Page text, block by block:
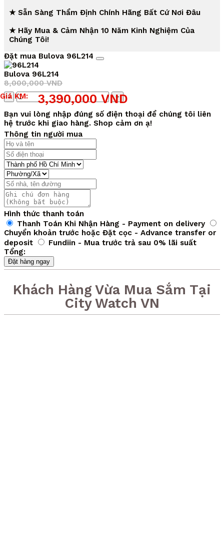
★ Sẵn Sàng Thẩm Định Chính Hãng Bất Cứ Nơi Đâu
★ Hãy Mua & Cảm Nhận 10 Năm Kinh Nghiệm Của
Chúng Tôi!
Đặt mua Bulova 96L214
Bulova 96L214
8,000,000VND
Giá
gốc
là:
8,000,000 VND.
3,390,000VND
Giá
hiện
tại
là:
3,390,000 VND.
Giá KM:
Số
lượng
Bạn vui lòng nhập đúng số điện thoại để chúng tôi liên
hệ trước khi giao hàng. Shop cảm ơn ạ!
Thông tin người mua
Hình thức thanh toán
Thanh Toán Khi Nhận Hàng - Payment on delivery
Chuyển khoản trước hoặc Đặt cọc - Advance transfer or
deposit
Fundiin - Mua trước trả sau 0% lãi suất
Tổng:
Đặt hàng ngay
Khách Hàng Vừa Mua Sắm Tại
City Watch VN